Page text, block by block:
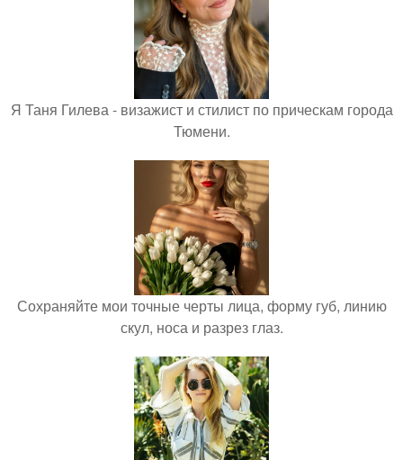
Я Таня Гилева - визажист и стилист по прическам города
Тюмени.
Сохраняйте мои точные черты лица, форму губ, линию
скул, носа и разрез глаз.